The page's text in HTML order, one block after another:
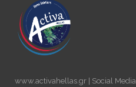
www.activahellas.gr | Social Media